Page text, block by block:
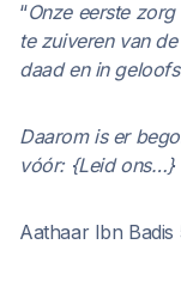
“Onze eerste
te zuiveren van
daad en in
Daarom is er
vóór: {Leid ons…}
Aathaar Ibn Badis